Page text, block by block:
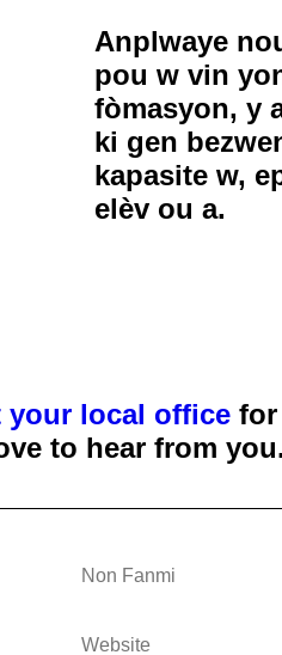
Anplwaye
pou w vin
fòmasyon, y
ki gen
kapasite w,
elèv ou a.
your local office
to hear from you.